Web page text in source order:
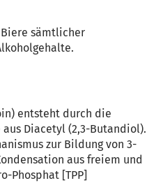
sämtlicher
entsteht durch die
Diacetyl (2,3-Butandiol).
zur Bildung von 3-
aus freiem und
Phosphat [TPP]